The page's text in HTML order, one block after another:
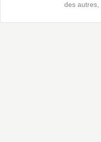
des autres,